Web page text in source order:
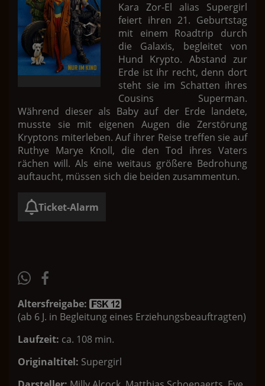
Kara Zor-El alias Supergirl
feiert ihren 21. Geburtstag
mit einem Roadtrip durch
die Galaxis, begleitet von
Hund Krypto. Abstand zur
Erde ist ihr recht, denn dort
steht sie im Schatten ihres
Cousins Superman.
Während dieser als Baby auf der Erde landete,
musste sie mit eigenen Augen die Zerstörung
Kryptons miterleben. Auf ihrer Reise treffen sie auf
Ruthye Marye Knoll, die den Tod ihres Vaters
rächen will. Als eine weitaus größere Bedrohung
auftaucht, müssen sich die beiden zusammentun.
Ticket-Alarm
Altersfreigabe:
(ab 6 J. in Begleitung eines Erziehungsbeauftragten)
Laufzeit: ca. 108 min.
Originaltitel: Supergirl